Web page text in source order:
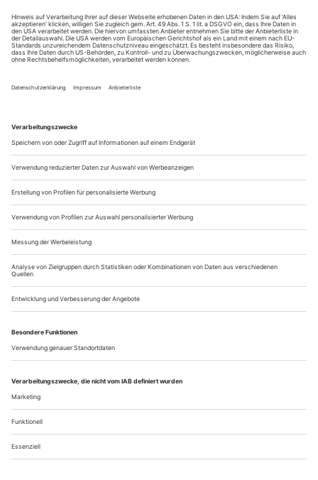
Lost in Loops
25 Jahre Nico and the Navigators – und ein Abend im Konzerthaus
Berlin
Ein randloses Quadrat schwebt über dem
Einblendung weiser Lebenshilfesprüche bei «Instagram».
Nicht nur das quadratische Format, auch das Programm
weckt Digitalisierungsassoziationen. In kurzweiliger Playlist-
Manier werden genreübergreifende...
«Nun fiedelt auf, Herr Spielmann!»
Vier Sängerinnen und Sänger widmen sich zusammen mit dem
Rundfunk-Sinfonieorchester Berlin den Liedern des Braunschweiger
Komponisten Hans Sommer
Braunschweig war einstmals eine musikalisch äußerst
bedeutende Stadt. Ende des 17. Jahrhunderts hatte der
kunstsinnige Herzog zu Braunschweig und Lüneburg Anton
Ulrich (1633–1714) das Opernhaus am Hagenmarkt
eröffnen lassen – und bald trieben sich illustre
Persönlichkeiten wie der Hofdichter und Librettist Friedrich
Christian Bressand (ca. 1670– 1699) sowie der vor...
Über uns Kontakt Kritikerumfrage Newsletter